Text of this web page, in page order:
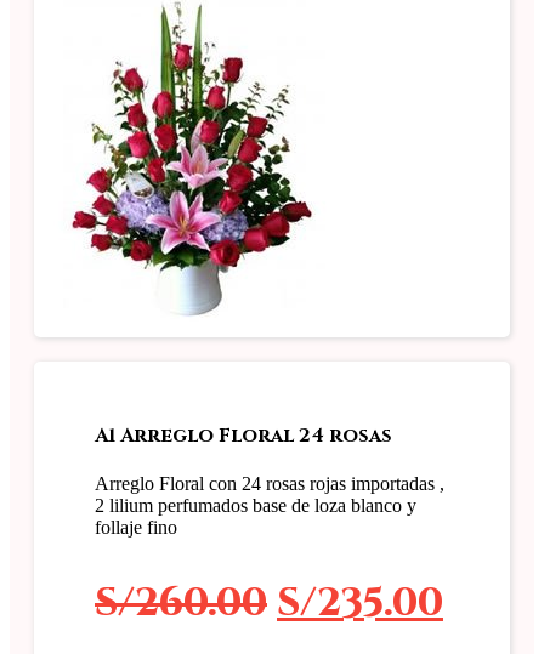
A1 Arreglo Floral 24 rosas
Arreglo Floral con 24 rosas rojas importadas ,
2 lilium perfumados base de loza blanco y
follaje fino
S/260.00 El
S/235.00